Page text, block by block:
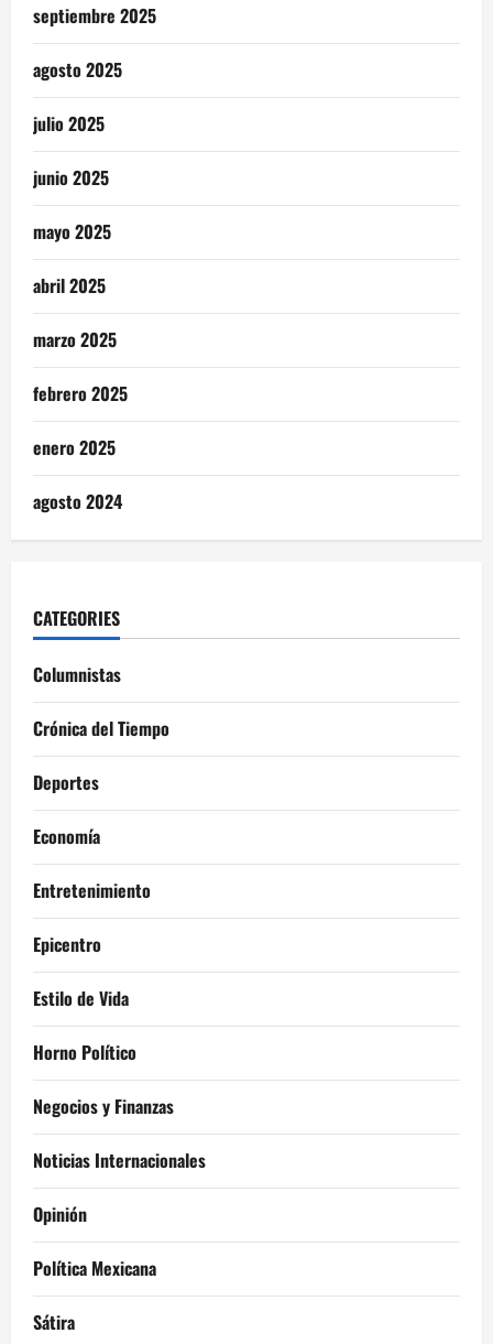
septiembre 2025
agosto 2025
julio 2025
junio 2025
mayo 2025
abril 2025
marzo 2025
febrero 2025
enero 2025
agosto 2024
CATEGORIES
Columnistas
Crónica del Tiempo
Deportes
Economía
Entretenimiento
Epicentro
Estilo de Vida
Horno Político
Negocios y Finanzas
Noticias Internacionales
Opinión
Política Mexicana
Sátira